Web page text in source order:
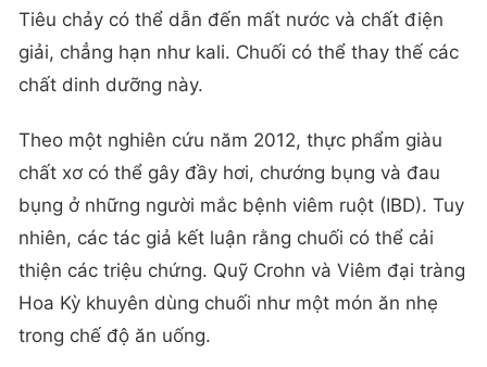
Tiêu chảy có thể dẫn đến mất nước và chất điện
giải, chẳng hạn như kali. Chuối có thể thay thế các
chất dinh dưỡng này.
Theo một nghiên cứu năm 2012, thực phẩm giàu
chất xơ có thể gây đầy hơi, chướng bụng và đau
bụng ở những người mắc bệnh viêm ruột (IBD). Tuy
nhiên, các tác giả kết luận rằng chuối có thể cải
thiện các triệu chứng. Quỹ Crohn và Viêm đại tràng
Hoa Kỳ khuyên dùng chuối như một món ăn nhẹ
trong chế độ ăn uống.